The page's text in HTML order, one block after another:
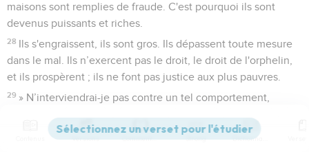
maisons sont remplies de fraude. C'est pourquoi ils sont
devenus puissants et riches.
28 Ils s'engraissent, ils sont gros. Ils dépassent toute mesure
dans le mal. Ils n’exercent pas le droit, le droit de l'orphelin,
et ils prospèrent ; ils ne font pas justice aux plus pauvres.
29 » N’interviendrai-je pas contre un tel comportement,
Versions Commentaires Strong